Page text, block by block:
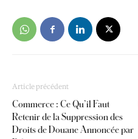
Article précédent
Commerce : Ce Qu’il Faut
Retenir de la Suppression des
Droits de Douane Annoncée par